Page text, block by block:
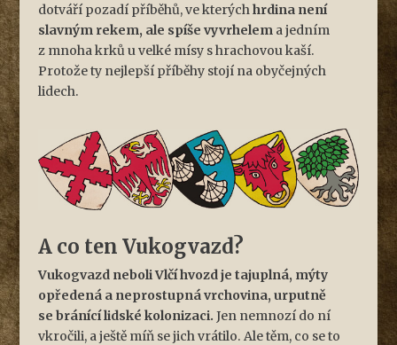
dotváří pozadí příběhů, ve kterýchhrdina není
slavným rekem, ale spíše vyvrhelema jedním
z mnoha krků u velké mísy s hrachovou kaší.
Protože ty nejlepší příběhy stojí na obyčejných
lidech.
A co ten Vukogvazd?
Vukogvazd neboli Vlčí hvozd je tajuplná, mýty
opředená a neprostupná vrchovina, urputně
se bránící lidské kolonizaci. Jen nemnozí do ní
vkročili, a ještě míň se jich vrátilo. Ale těm, co se to